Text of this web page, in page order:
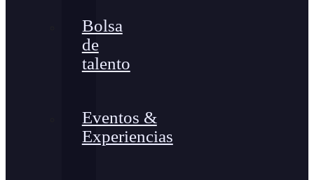
Bolsa
de
talento
Eventos &
Experiencias